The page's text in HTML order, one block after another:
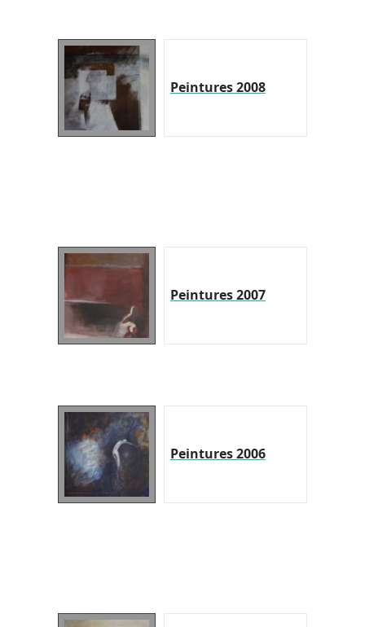
Peintures 2008
Peintures 2007
Peintures 2006